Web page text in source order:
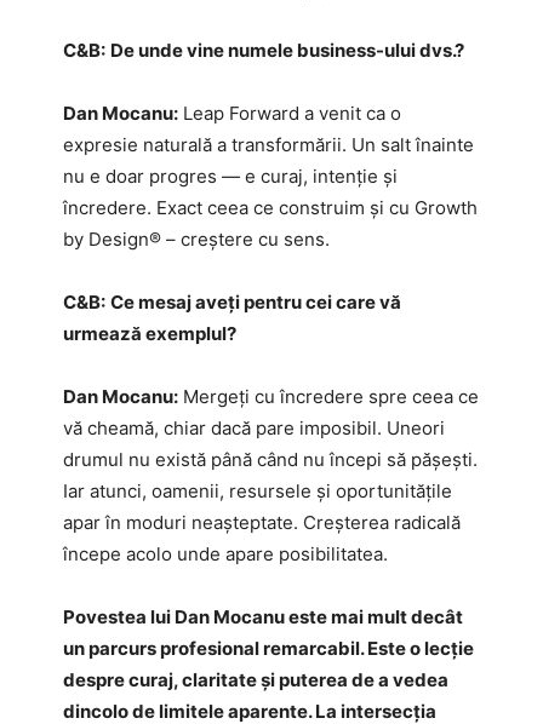
C&B: De unde vine numele business-ului dvs.?
Dan Mocanu: Leap Forward a venit ca o
expresie naturală a transformării. Un salt înainte
nu e doar progres — e curaj, intenție și
încredere. Exact ceea ce construim și cu Growth
by Design® – creștere cu sens.
C&B: Ce mesaj aveți pentru cei care vă
urmează exemplul?
Dan Mocanu: Mergeți cu încredere spre ceea ce
vă cheamă, chiar dacă pare imposibil. Uneori
drumul nu există până când nu începi să pășești.
Iar atunci, oamenii, resursele și oportunitățile
apar în moduri neașteptate. Creșterea radicală
începe acolo unde apare posibilitatea.
Povestea lui Dan Mocanu este mai mult decât
un parcurs profesional remarcabil. Este o lecție
despre curaj, claritate și puterea de a vedea
dincolo de limitele aparente. La intersecția